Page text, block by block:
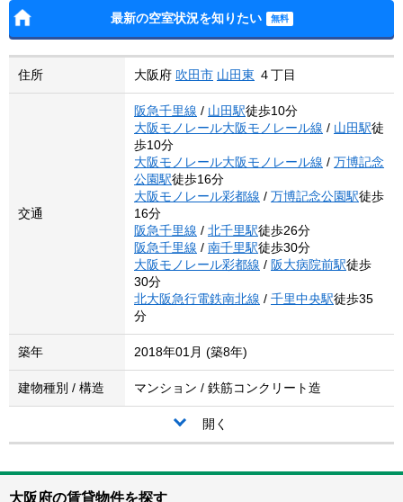
最新の空室状況を知りたい
住所 大阪府 吹田市 山田東 ４丁目
交通
阪急千里線 / 山田駅徒歩10分
大阪モノレール大阪モノレール線 / 山田駅徒
歩10分
大阪モノレール大阪モノレール線 / 万博記念
公園駅徒歩16分
大阪モノレール彩都線 / 万博記念公園駅徒歩
16分
阪急千里線 / 北千里駅徒歩26分
阪急千里線 / 南千里駅徒歩30分
大阪モノレール彩都線 / 阪大病院前駅徒歩
30分
北大阪急行電鉄南北線 / 千里中央駅徒歩35
分
築年 2018年01月 (築8年)
建物種別 / 構造 マンション / 鉄筋コンクリート造
開く
大阪府の賃貸物件を探す